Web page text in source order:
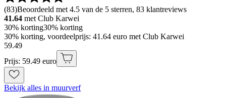
(83)Beoordeeld met 4.5 van de 5 sterren, 83 klantreviews
41.64 met Club Karwei
30% korting30% korting
30% korting, voordeelprijs: 41.64 euro met Club Karwei
59.49
Prijs: 59.49 euro
Bekijk alles in muurverf